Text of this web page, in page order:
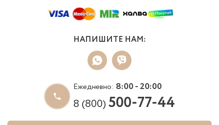
НАПИШИТЕ НАМ:
Ежедневно: 8:00 - 20:00
8 (800)500-77-44